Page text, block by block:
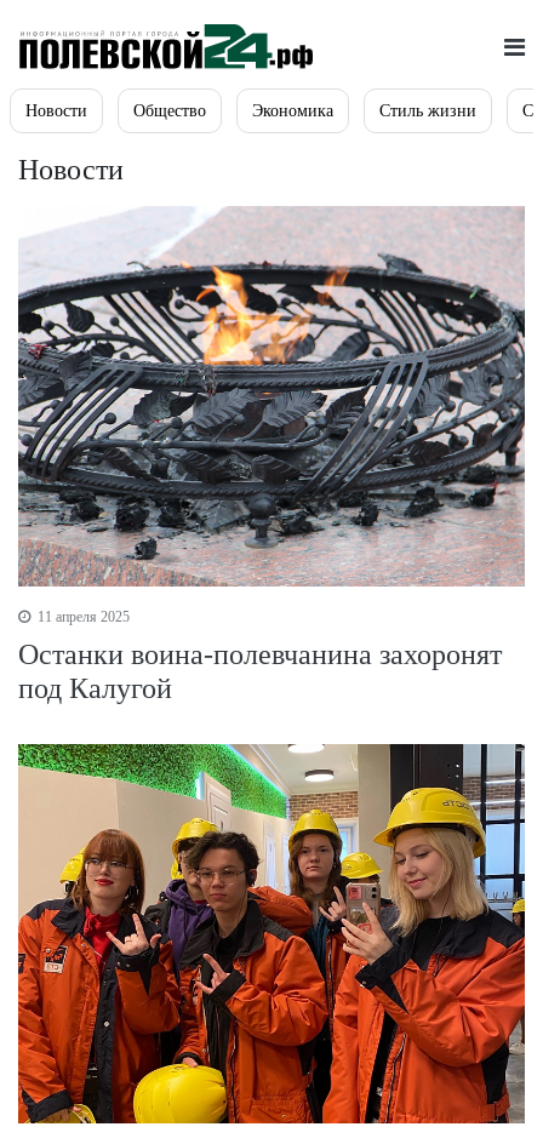
Новости Общество Экономика Стиль жизни
Новости
11 апреля 2025
Останки воина-полевчанина захоронят
под Калугой